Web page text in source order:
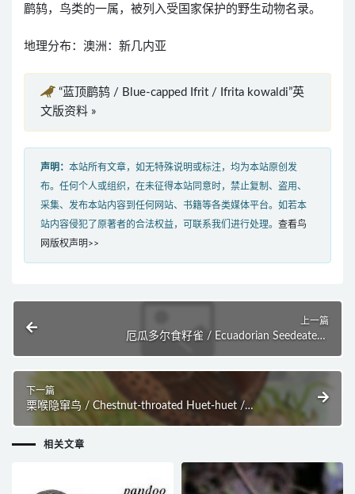
鹛鸫，鸟类的一属，被列入受国家保护的野生动物名录。
地理分布：澳洲：新几内亚
“蓝顶鹛鸫 / Blue-capped Ifrit / Ifrita kowaldi”英
文版资料 »
声明： 本站所有文章，如无特殊说明或标注，均为本站原创发
布。任何个人或组织，在未征得本站同意时，禁止复制、盗用、
采集、发布本站内容到任何网站、书籍等各类媒体平台。如若本
站内容侵犯了原著者的合法权益，可联系我们进行处理。 查看鸟
网版权声明>>
上一篇
厄瓜多尔食籽雀 / Ecuadorian Seedeater /
下一篇
栗喉隐窜鸟 / Chestnut-throated Huet-huet /
相关文章